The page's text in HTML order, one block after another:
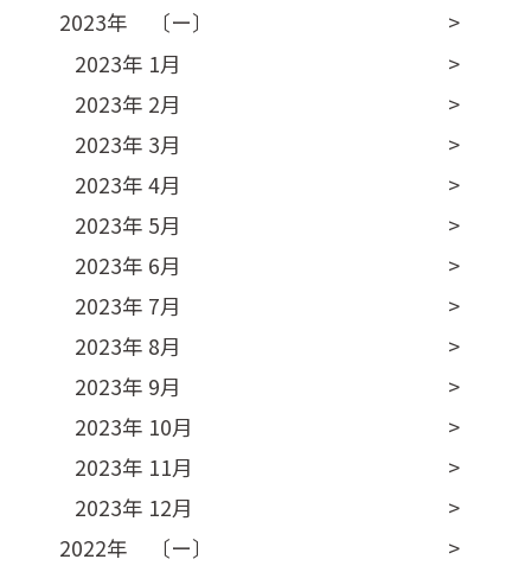
2023年 〔ー〕
2023年 1月
2023年 2月
2023年 3月
2023年 4月
2023年 5月
2023年 6月
2023年 7月
2023年 8月
2023年 9月
2023年 10月
2023年 11月
2023年 12月
2022年 〔ー〕